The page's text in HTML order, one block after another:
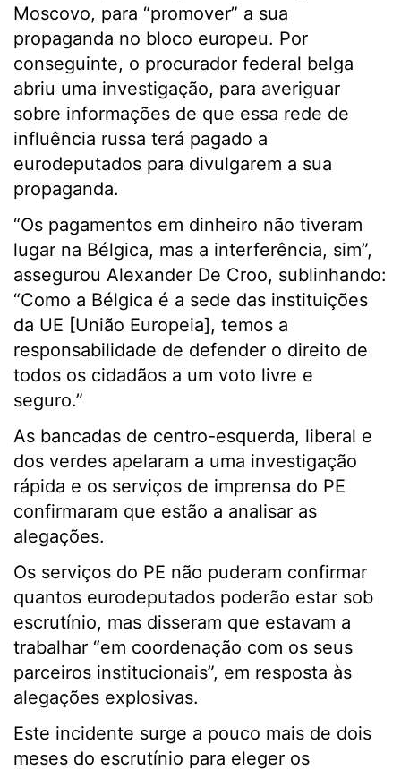
Moscovo, para “promover” a sua
propaganda no bloco europeu. Por
conseguinte, o procurador federal belga
abriu uma investigação, para averiguar
sobre informações de que essa rede de
influência russa terá pagado a
eurodeputados para divulgarem a sua
propaganda.
“Os pagamentos em dinheiro não tiveram
lugar na Bélgica, mas a interferência, sim”,
assegurou Alexander De Croo, sublinhando:
“Como a Bélgica é a sede das instituições
da UE [União Europeia], temos a
responsabilidade de defender o direito de
todos os cidadãos a um voto livre e
seguro.”
As bancadas de centro-esquerda, liberal e
dos verdes apelaram a uma investigação
rápida e os serviços de imprensa do PE
confirmaram que estão a analisar as
alegações.
Os serviços do PE não puderam confirmar
quantos eurodeputados poderão estar sob
escrutínio, mas disseram que estavam a
trabalhar “em coordenação com os seus
parceiros institucionais”, em resposta às
alegações explosivas.
Este incidente surge a pouco mais de dois
meses do escrutínio para eleger os